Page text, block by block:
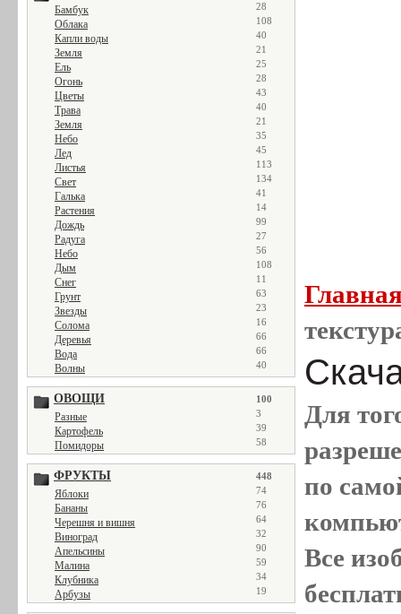
Бамбук 28
Облака 108
Капли воды 40
Земля 21
Ель 25
Огонь 28
Цветы 43
Трава 40
Земля 21
Небо 35
Лед 45
Листья 113
Свет 134
Галька 41
Растения 14
Дождь 99
Радуга 27
Небо 56
Дым 108
Снег 11
Грунт 63
Звезды 23
Солома 16
Деревья 66
Вода 66
Волны 40
ОВОЩИ 100
Разные 3
Картофель 39
Помидоры 58
ФРУКТЫ 448
Яблоки 74
Бананы 76
Черешня и вишня 64
Виноград 32
Апельсины 90
Малина 59
Клубника 34
Арбузы 19
Для
по
Все